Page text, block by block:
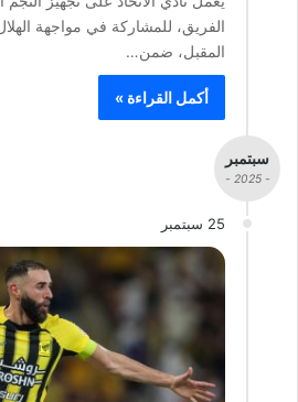
الفريق، للمشاركة في مواجهة
المقبل، ضمن…
أكمل القراءة »
سبتمبر
- 2025 -
25 سبتمبر